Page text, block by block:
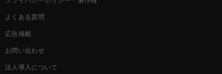
よくある質問
広告掲載
お問い合わせ
法人導入について